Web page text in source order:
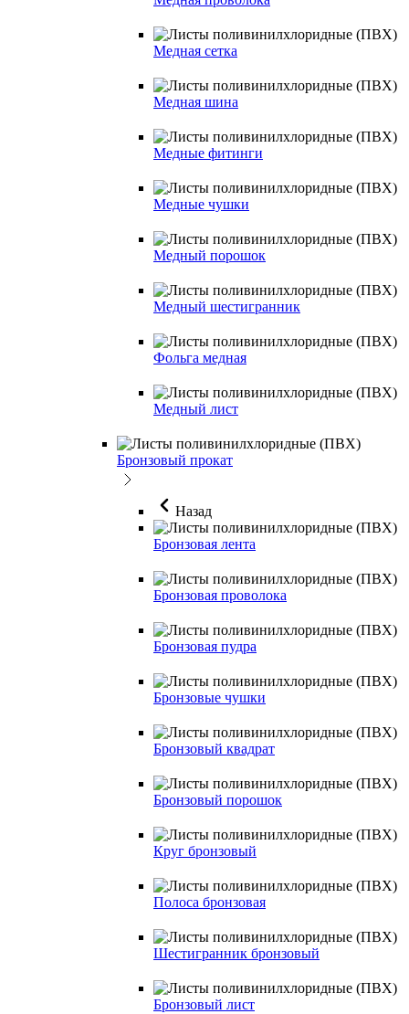
Медная сетка
Медная шина
Медные фитинги
Медные чушки
Медный порошок
Медный шестигранник
Фольга медная
Медный лист
Бронзовый прокат
Назад
Бронзовая лента
Бронзовая проволока
Бронзовая пудра
Бронзовые чушки
Бронзовый квадрат
Бронзовый порошок
Круг бронзовый
Полоса бронзовая
Шестигранник бронзовый
Бронзовый лист